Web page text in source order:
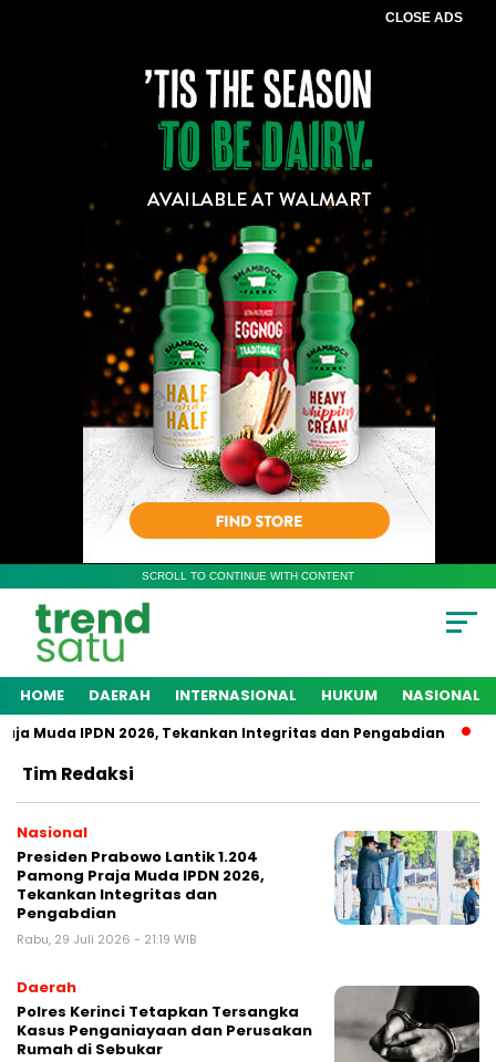
CLOSE ADS
SCROLL TO CONTINUE WITH CONTENT
HOME DAERAH INTERNASIONAL HUKUM NASIONAL
IPDN 2026, Tekankan Integritas dan Pengabdian
Tim Redaksi
Nasional
Presiden Prabowo Lantik 1.204
Pamong Praja Muda IPDN 2026,
Tekankan Integritas dan
Pengabdian
Rabu, 29 Juli 2026 - 21:19 WIB
Daerah
Polres Kerinci Tetapkan Tersangka
Kasus Penganiayaan dan Perusakan
Rumah di Sebukar